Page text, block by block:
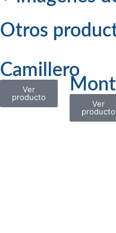
Otros
Camillero
Ver
producto
Ver
producto